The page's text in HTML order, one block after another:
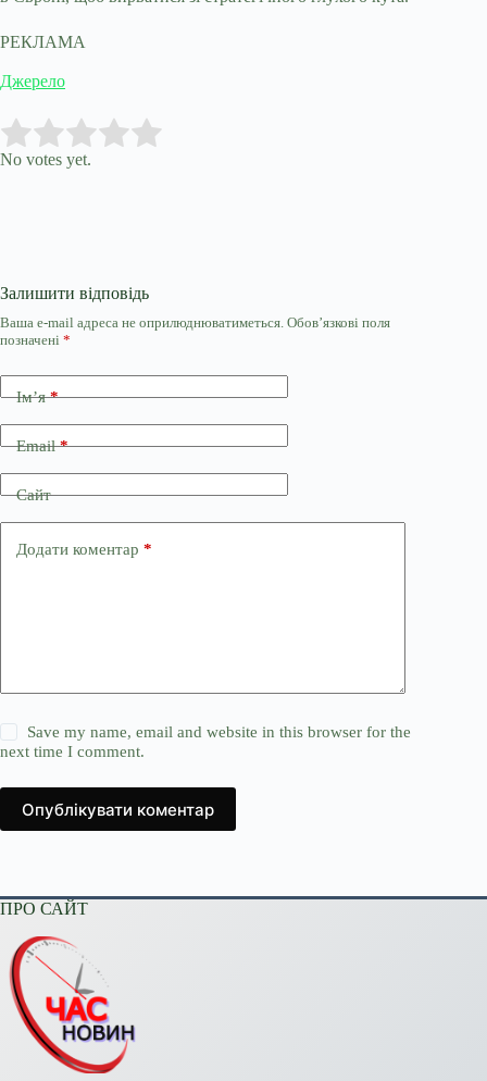
РЕКЛАМА
Джерело
Rate this item:
No votes yet.
Залишити відповідь
Ваша e-mail адреса не оприлюднюватиметься. Обов’язкові поля
позначені *
Ім’я*
Email*
Сайт
Додати коментар *
Save my name, email and website in this browser for the
next time I comment.
Опублікувати коментар
ПРО САЙТ